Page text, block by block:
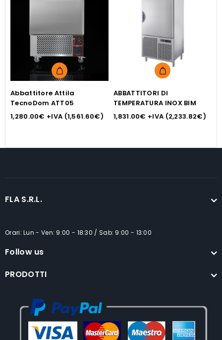
Abbattitore Attila
TecnoDom ATT05
1,280.00€ +IVA (1,561.60€)
Questo
più
varianti.
opzioni
ABBATTITORI DI
TEMPERATURA INOX BIM
1,831.00€ +IVA (2,233.82€)
FLA S.R.L.
Orari: Lun - Ven: 9:00 - 18:30 / Sab: 9:00 - 13:00
Follow us
PRODOTTI